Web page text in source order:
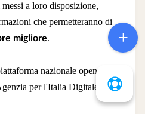
a loro disposizione,
che permetteranno di
migliore.
nazionale open
per l'Italia Digitale, a